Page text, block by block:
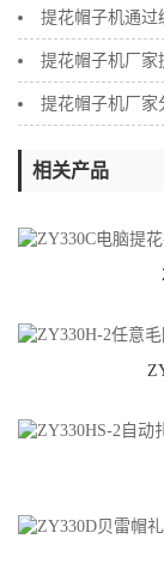
提花帽子机通过
提花帽子机厂家
提花帽子机厂家
相关产品